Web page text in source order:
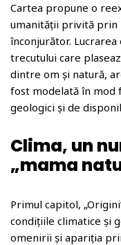
Cartea propune o
umanității privită prin
înconjurător.
trecutului care
dintre om și natură,
fost modelată în mod
geologici și de
Clima, un
„mama
Primul capitol,
condițiile climatice și
omenirii și apariția